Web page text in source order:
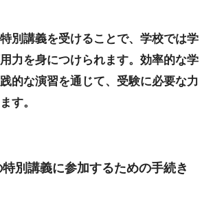
別講義を受けることで、学校では学
力を身につけられます。効率的な学
的な演習を通じて、受験に必要な力
す。
別講義に参加するための手続き